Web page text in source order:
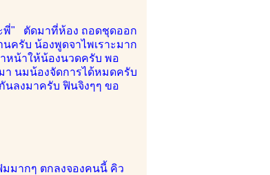
ะพี่" ตัดมาที่ห้อง ถอดชุดออก
ครับ น้องพูดจาไพเราะมาก
หน้าให้น้องนวดครับ พอ
า นมน้องจัดการได้หมดครับ
นลงมาครับ ฟินจิงๆๆ ขอ
มมากๆ ตกลงจองคนนี้ คิว